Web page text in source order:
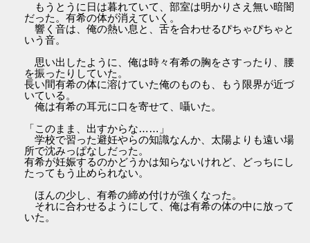
もうとうに日は暮れていて、部室は明かりさえ無い暗闇
だった。有希の体が消えていく。
響く音は、俺の熱い息と、舌を合わせるぴちゃぴちゃと
いう音。
思い出したように、俺は時々有希の胸をさすったり、腰
を振ったりしていた。
長い間有希の体に溶けていた俺のものも、もう限界が近づ
いている。
俺は有希の耳元に口を寄せて、囁いた。
「このまま、出すからな……」
学校で習った避妊やらの知識なんか、太陽よりも遠い場
所で沈みっぱなしだった。
有希が妊娠するのかどうかは知らないけれど、どっちにし
たってもう止められない。
ほんの少し、有希の締め付けが強くなった。
それに合わせるようにして、俺は有希の体の中に放って
いた。